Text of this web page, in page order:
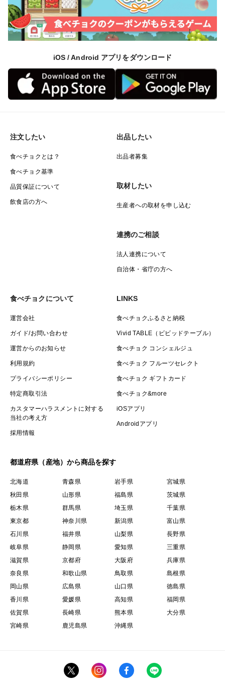
iOS / Android アプリをダウンロード
注文したい
食べチョクとは？
食べチョク基準
品質保証について
飲食店の方へ
出品したい
出品者募集
取材したい
生産者への取材を申し込む
連携のご相談
法人連携について
自治体・省庁の方へ
食べチョクについて
運営会社
ガイド/お問い合わせ
運営からのお知らせ
利用規約
プライバシーポリシー
特定商取引法
カスタマーハラスメントに対する
当社の考え方
採用情報
LINKS
食べチョクふるさと納税
Vivid TABLE（ビビッドテーブル）
食べチョク コンシェルジュ
食べチョク フルーツセレクト
食べチョク ギフトカード
食べチョク&more
iOSアプリ
Androidアプリ
都道府県（産地）から商品を探す
北海道 青森県 岩手県
宮城県
秋田県
山形県 福島県
茨城県
栃木県
群馬県 埼玉県
千葉県
東京都
神奈川県 新潟県
富山県
石川県
福井県 山梨県
長野県
岐阜県
静岡県 愛知県
三重県
滋賀県
京都府 大阪府
兵庫県
奈良県
和歌山県 鳥取県
島根県
岡山県
広島県 山口県
徳島県
香川県
愛媛県 高知県
福岡県
佐賀県
長崎県 熊本県
大分県
宮崎県
鹿児島県 沖縄県